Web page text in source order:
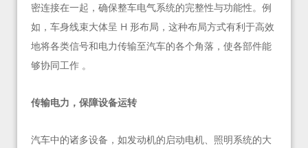
密连接在一起，确保整车电气系统的完整性与功能性。例
如，车身线束大体呈 H 形布局，这种布局方式有利于高效
地将各类信号和电力传输至汽车的各个角落，使各部件能
够协同工作 。
传输电力，保障设备运转
汽车中的诸多设备，如发动机的启动电机、照明系统的大